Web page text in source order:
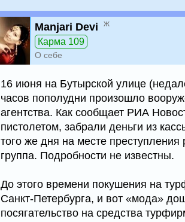
Manjari Devi ж
Карма 109
О себе
16 июня на Бутырской улице
часов пополудни произошло
агентства. Как сообщает РИА
пистолетом, забрали деньги из
того же дня на месте
группа. Подробности не известны.
До этого времени покушения на
Санкт-Петербурга, и вот «мода»
посягательство на средства